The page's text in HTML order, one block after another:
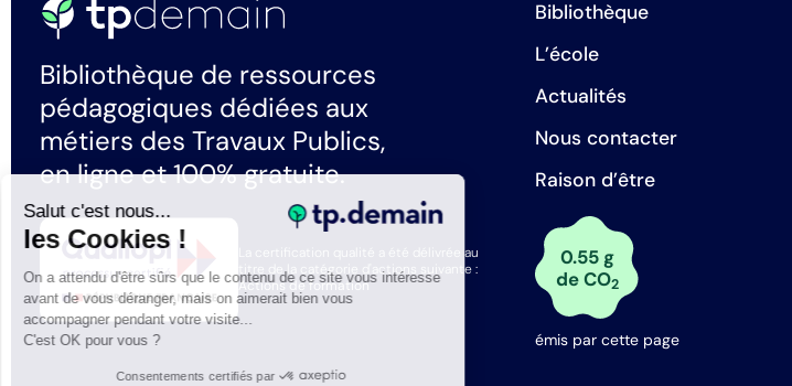
Bibliothèque de ressources
pédagogiques dédiées aux
métiers des Travaux Publics,
en ligne et 100% gratuite.
La certification qualité a été délivrée au
titre de la catégorie d'actions suivante :
Actions de formation
Bibliothèque
L’école
Actualités
Nous contacter
Raison d’être
0.55 g
de CO2
émis par cette page
Salut c'est nous...
les Cookies !
On a attendu d'être sûrs que le contenu de ce site vous intéresse
avant de vous déranger, mais on aimerait bien vous
accompagner pendant votre visite...
C'est OK pour vous ?
Consentements certifiés par